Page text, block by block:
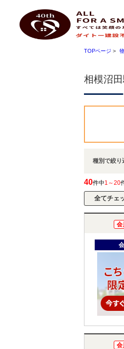
相模沼田駅 土地｜小田原 不動産 ハートマイホー
ダイトー建設不動産
TOPページ >
相模沼
種別で絞り
40件中1～20
会
会